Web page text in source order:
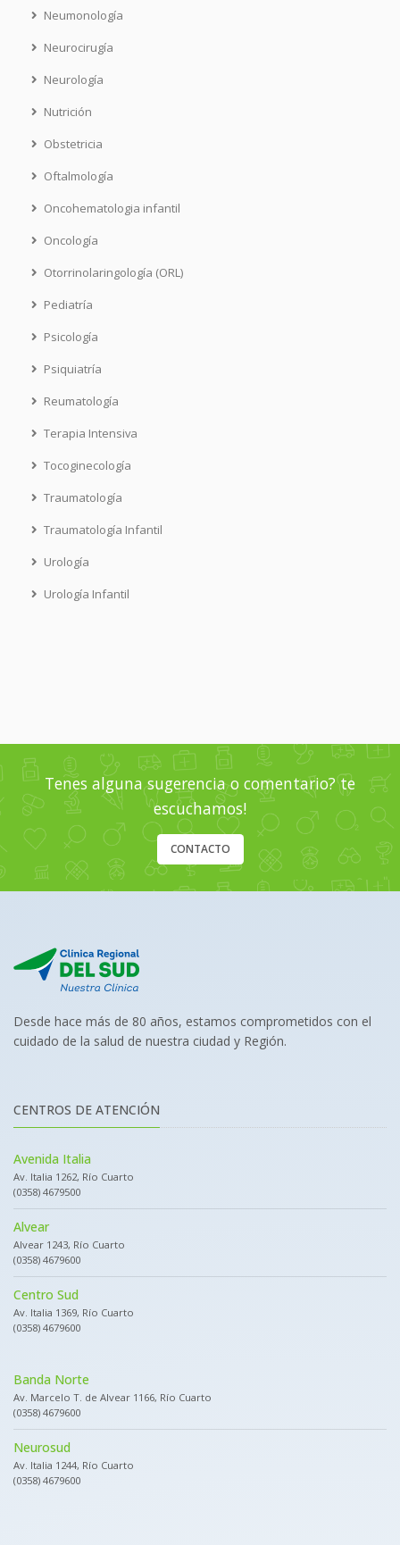
Neumonología
Neurocirugía
Neurología
Nutrición
Obstetricia
Oftalmología
Oncohematologia infantil
Oncología
Otorrinolaringología (ORL)
Pediatría
Psicología
Psiquiatría
Reumatología
Terapia Intensiva
Tocoginecología
Traumatología
Traumatología Infantil
Urología
Urología Infantil
Tenes alguna sugerencia o comentario? te
escuchamos!
CONTACTO
Desde hace más de 80 años, estamos comprometidos con el
cuidado de la salud de nuestra ciudad y Región.
CENTROS DE ATENCIÓN
Avenida Italia
Av. Italia 1262, Río Cuarto
(0358) 4679500
Alvear
Alvear 1243, Río Cuarto
(0358) 4679600
Centro Sud
Av. Italia 1369, Río Cuarto
(0358) 4679600
Banda Norte
Av. Marcelo T. de Alvear 1166, Río Cuarto
(0358) 4679600
Neurosud
Av. Italia 1244, Río Cuarto
(0358) 4679600